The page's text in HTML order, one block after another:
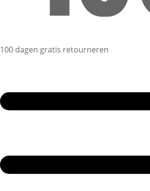
100 dagen gratis retourneren